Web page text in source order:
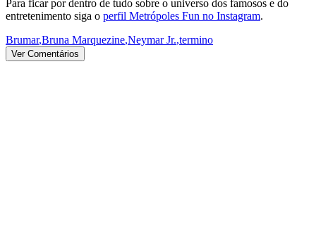
Para ficar por dentro de tudo sobre o universo dos famosos e do
entretenimento siga o perfil Metrópoles Fun no Instagram.
Brumar,Bruna Marquezine,Neymar Jr.,termino
Ver Comentários